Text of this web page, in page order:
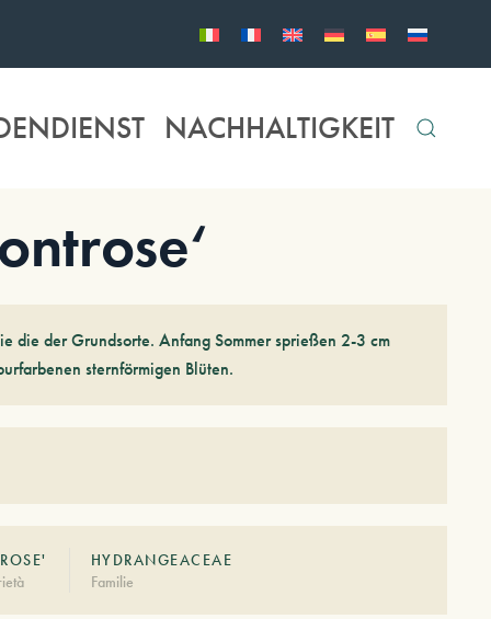
NACHHALTIGKEIT
die der Grundsorte. Anfang Sommer sprießen 2-3 cm
sternförmigen Blüten.
HYDRANGEACEAE
Familie